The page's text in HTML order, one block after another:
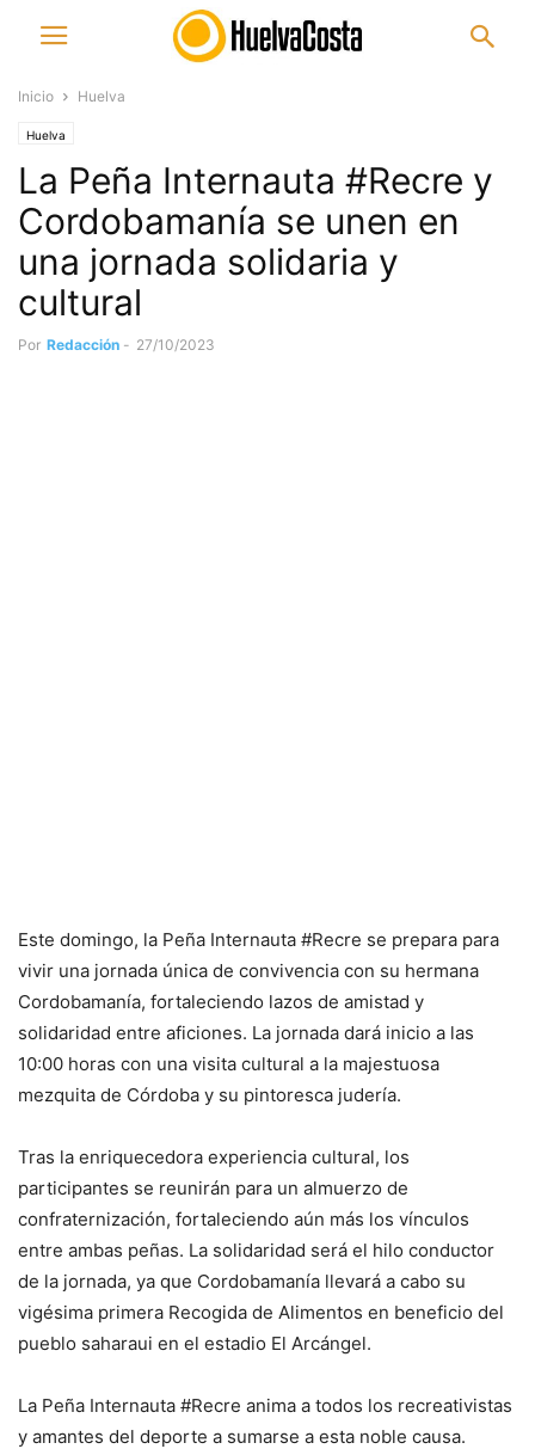
Inicio Huelva
Huelva
La Peña Internauta #Recre y
Cordobamanía se unen en
una jornada solidaria y
cultural
Por Redacción - 27/10/2023
Este domingo, la Peña Internauta #Recre se prepara para
vivir una jornada única de convivencia con su hermana
Cordobamanía, fortaleciendo lazos de amistad y
solidaridad entre aficiones. La jornada dará inicio a las
10:00 horas con una visita cultural a la majestuosa
mezquita de Córdoba y su pintoresca judería.
Tras la enriquecedora experiencia cultural, los
participantes se reunirán para un almuerzo de
confraternización, fortaleciendo aún más los vínculos
entre ambas peñas. La solidaridad será el hilo conductor
de la jornada, ya que Cordobamanía llevará a cabo su
vigésima primera Recogida de Alimentos en beneficio del
pueblo saharaui en el estadio El Arcángel.
La Peña Internauta #Recre anima a todos los recreativistas
y amantes del deporte a sumarse a esta noble causa.